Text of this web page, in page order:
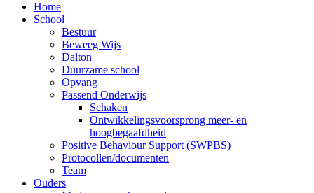
Home
School
Bestuur
Beweeg Wijs
Dalton
Duurzame school
Opvang
Passend Onderwijs
Schaken
Ontwikkelingsvoorsprong meer- en
hoogbegaafdheid
Positive Behaviour Support (SWPBS)
Protocollen/documenten
Team
Ouders